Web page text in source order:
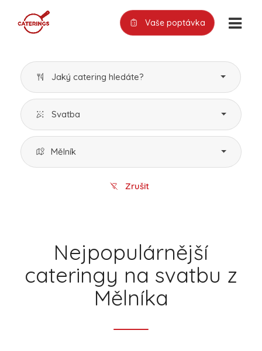
Vaše poptávka
Jaký catering hledáte?
Svatba
Mělník
Zrušit
Nejpopulárnější
cateringy na svatbu z
Mělníka